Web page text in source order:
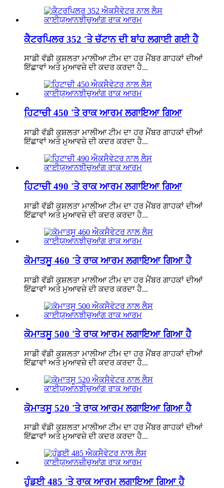
ਕੈਟਰਪਿਲਰ 352 'ਤੇ ਚੱਟਾਨ ਦੀ ਬਾਂਹ ਲਗਾਈ ਗਈ ਹੈ
ਸਾਡੀ ਵੱਡੀ ਕੁਸ਼ਲਤਾ ਮਾਲੀਆ ਟੀਮ ਦਾ ਹਰ ਮੈਂਬਰ ਗਾਹਕਾਂ ਦੀਆਂ
ਇੱਛਾਵਾਂ ਅਤੇ ਮੁਆਵਜ਼ੇ ਦੀ ਕਦਰ ਕਰਦਾ ਹੈ...
ਹਿਟਾਚੀ 450 'ਤੇ ਰਾਕ ਆਰਮ ਲਗਾਇਆ ਗਿਆ
ਸਾਡੀ ਵੱਡੀ ਕੁਸ਼ਲਤਾ ਮਾਲੀਆ ਟੀਮ ਦਾ ਹਰ ਮੈਂਬਰ ਗਾਹਕਾਂ ਦੀਆਂ
ਇੱਛਾਵਾਂ ਅਤੇ ਮੁਆਵਜ਼ੇ ਦੀ ਕਦਰ ਕਰਦਾ ਹੈ...
ਹਿਟਾਚੀ 490 'ਤੇ ਰਾਕ ਆਰਮ ਲਗਾਇਆ ਗਿਆ
ਸਾਡੀ ਵੱਡੀ ਕੁਸ਼ਲਤਾ ਮਾਲੀਆ ਟੀਮ ਦਾ ਹਰ ਮੈਂਬਰ ਗਾਹਕਾਂ ਦੀਆਂ
ਇੱਛਾਵਾਂ ਅਤੇ ਮੁਆਵਜ਼ੇ ਦੀ ਕਦਰ ਕਰਦਾ ਹੈ...
ਕੋਮਾਤਸੂ 460 'ਤੇ ਰਾਕ ਆਰਮ ਲਗਾਇਆ ਗਿਆ ਹੈ
ਸਾਡੀ ਵੱਡੀ ਕੁਸ਼ਲਤਾ ਮਾਲੀਆ ਟੀਮ ਦਾ ਹਰ ਮੈਂਬਰ ਗਾਹਕਾਂ ਦੀਆਂ
ਇੱਛਾਵਾਂ ਅਤੇ ਮੁਆਵਜ਼ੇ ਦੀ ਕਦਰ ਕਰਦਾ ਹੈ...
ਕੋਮਾਤਸੂ 500 'ਤੇ ਰਾਕ ਆਰਮ ਲਗਾਇਆ ਗਿਆ ਹੈ
ਸਾਡੀ ਵੱਡੀ ਕੁਸ਼ਲਤਾ ਮਾਲੀਆ ਟੀਮ ਦਾ ਹਰ ਮੈਂਬਰ ਗਾਹਕਾਂ ਦੀਆਂ
ਇੱਛਾਵਾਂ ਅਤੇ ਮੁਆਵਜ਼ੇ ਦੀ ਕਦਰ ਕਰਦਾ ਹੈ...
ਕੋਮਾਤਸੂ 520 'ਤੇ ਰਾਕ ਆਰਮ ਲਗਾਇਆ ਗਿਆ ਹੈ
ਸਾਡੀ ਵੱਡੀ ਕੁਸ਼ਲਤਾ ਮਾਲੀਆ ਟੀਮ ਦਾ ਹਰ ਮੈਂਬਰ ਗਾਹਕਾਂ ਦੀਆਂ
ਇੱਛਾਵਾਂ ਅਤੇ ਮੁਆਵਜ਼ੇ ਦੀ ਕਦਰ ਕਰਦਾ ਹੈ...
ਹੁੰਡਈ 485 'ਤੇ ਰਾਕ ਆਰਮ ਲਗਾਇਆ ਗਿਆ ਹੈ